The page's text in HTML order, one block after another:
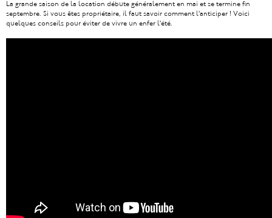
La grande saison de la location débute généralement en mai et se termine fin
septembre. Si vous êtes propriétaire, il faut savoir comment l'anticiper ! Voici
quelques conseils pour éviter de vivre un enfer l'été.